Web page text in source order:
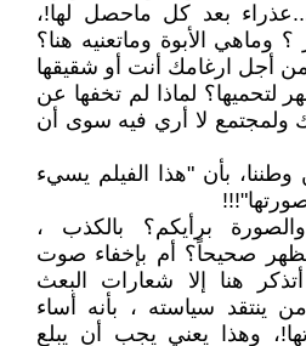
بعد كل ماحصل لها!،
وماهي الأبوة وماتعنيه هنا؟
أجل ارغامك أنت أو شقيقها
لتحميها؟ لماذا لم تخفها عن
ولمجتمع لا أري فيه سوى أن
بأن "هذا الفيلم يسيء
برأيكم؟ بالكذب ،
صحيحاً؟ أم بإخفاء صوت
هنا إلا شعارات البعث
سياسته ، بأنه أساء
وهذا يعني يجب أن يبلع